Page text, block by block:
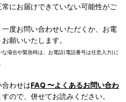
にお届けできていない可能性がご
度お問い合わせいただくか、お電
願いいたします。
場合や緊急時は、お電話(電話番号は任意入力)に
わせはFAQ 〜よくあるお問い合わ
ので、併せてお読みください。